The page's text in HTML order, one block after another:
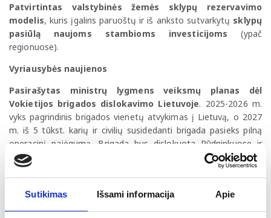
Sutikimas Išsami informacija Apie
Patvirtintas valstybinės žemės sklypų rezervavimo
modelis, kuris įgalins paruoštų ir iš anksto sutvarkytų sklypų
pasiūlą naujoms stambioms investicijoms (ypač
regionuose).
Vyriausybės naujienos
Pasirašytas ministrų lygmens veiksmų planas dėl
Vokietijos brigados dislokavimo Lietuvoje. 2025-2026 m.
vyks pagrindinis brigados vienetų atvykimas į Lietuvą, o 2027
m. iš 5 tūkst. karių ir civilių susidedanti brigada pasieks pilną
operacinį pajėgumą. Brigada bus dislokuota Rūdninkuose ir
Rukloje, o dalis karių (įskaitant ir jų šeimos narių) gyvens
Vilniuje bei Kaune, todėl tarp šių regionų planuojama plėtoti
keliavimo galimybes tarp Vokietijos ir Lietuvos.